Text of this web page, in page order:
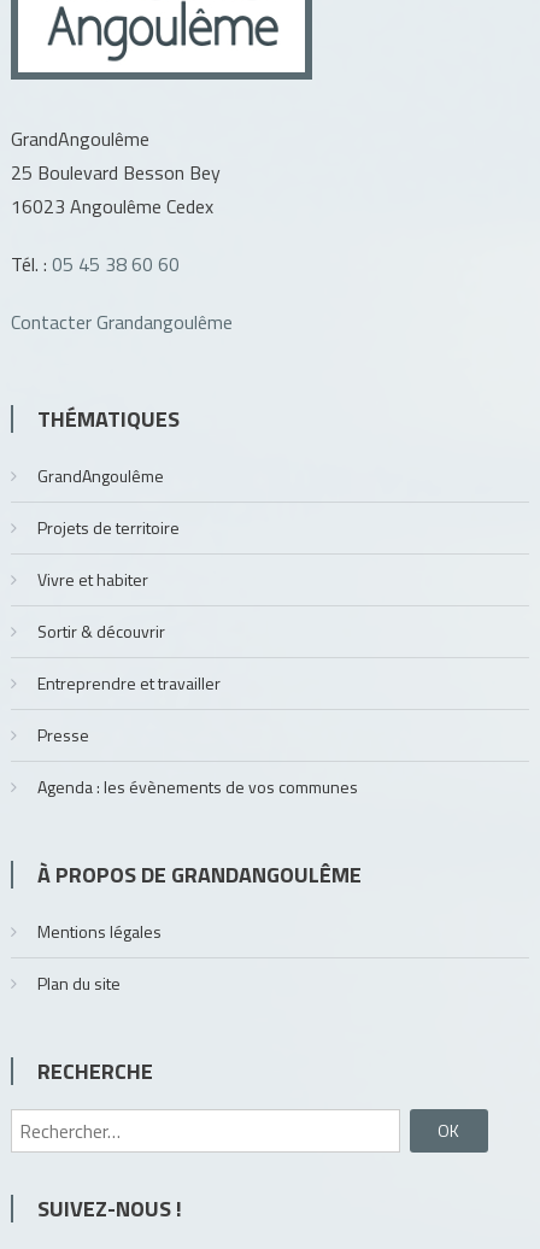
GrandAngoulême
25 Boulevard Besson Bey
16023 Angoulême Cedex
Tél. : 05 45 38 60 60
Contacter Grandangoulême
THÉMATIQUES
GrandAngoulême
Projets de territoire
Vivre et habiter
Sortir & découvrir
Entreprendre et travailler
Presse
Agenda : les évènements de vos communes
À PROPOS DE GRANDANGOULÊME
Mentions légales
Plan du site
RECHERCHE
Rechercher :
SUIVEZ-NOUS !